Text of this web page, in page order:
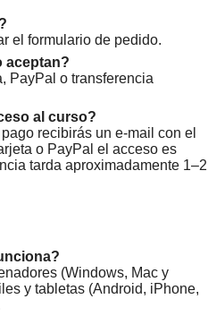
el formulario de pedido.
aceptan?
PayPal o transferencia
al curso?
recibirás un e-mail con el
o PayPal el acceso es
tarda aproximadamente 1–2
(Windows, Mac y
y tabletas (Android, iPhone,